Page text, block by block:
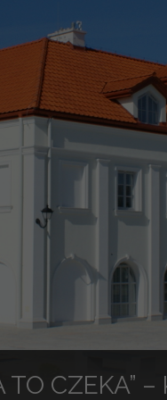
TO CZEKA”